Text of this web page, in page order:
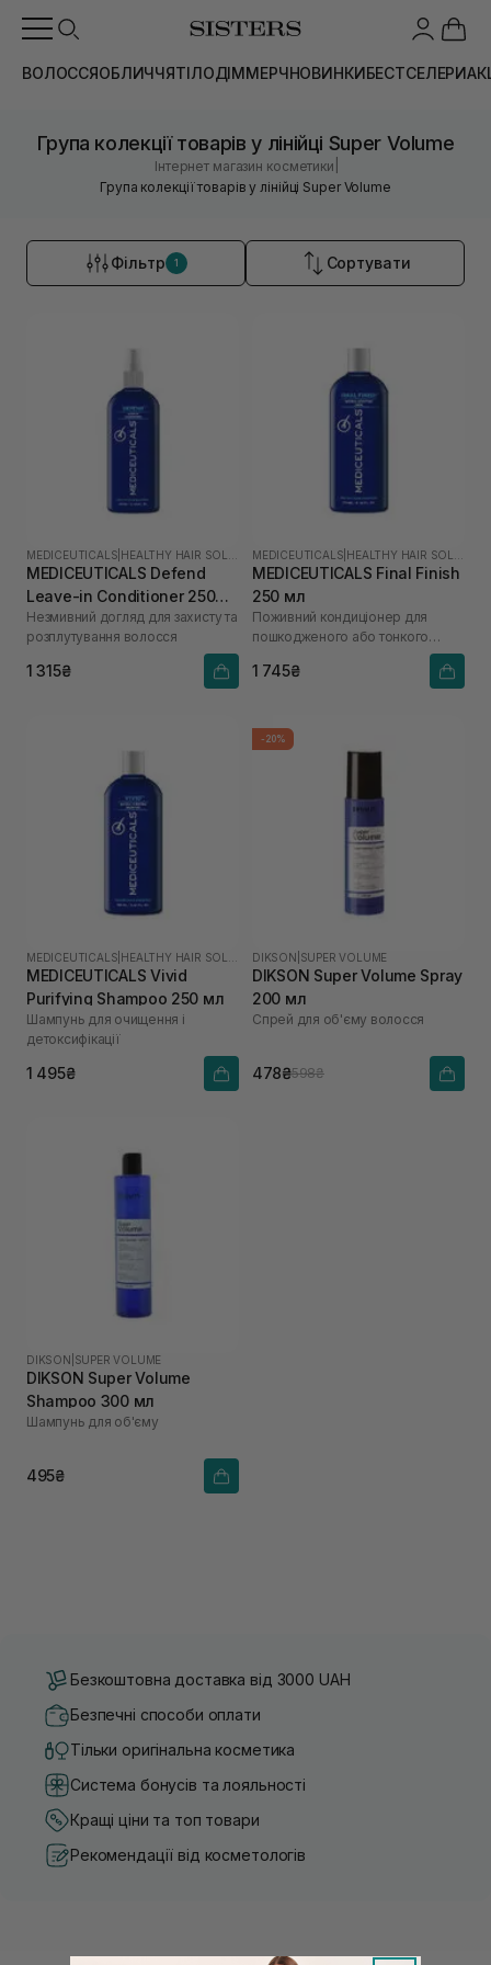
ВОЛОССЯОБЛИЧЧЯТІЛОДІММЕРЧНОВИНКИБЕСТСЕЛЕРИ
Група колекції товарів у лінійці Super Volume
Інтернет магазин косметики
Група колекції товарів у лінійці Super Volume
Фільтр 1 Сортувати
MEDICEUTICALS
MEDICEUTICALS Defend
Leave-in Conditioner 250
мл
Незмивний догляд для захисту та
розплутування волосся
1 315₴
MEDICEUTICALS
MEDICEUTICALS Final Finish
250 мл
Поживний кондиціонер для
пошкодженого або тонкого
1 745₴
MEDICEUTICALS
MEDICEUTICALS Vivid
Purifying Shampoo 250 мл
Шампунь для очищення і
детоксифікації
1 495₴
-20%
DIKSON SUPER VOLUME
DIKSON Super Volume Spray
200 мл
Спрей для об'єму волосся
478₴598₴
DIKSON SUPER VOLUME
DIKSON Super Volume
Shampoo 300 мл
Шампунь для об'єму
495₴
Безкоштовна доставка від 3000 UAH
Безпечні способи оплати
Тільки оригінальна косметика
Система бонусів та лояльності
Кращі ціни та топ товари
Рекомендації від косметологів